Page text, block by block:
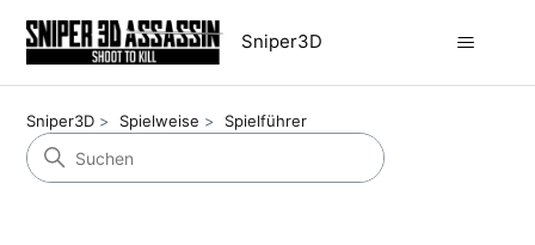
Sniper3D
Sniper3D Spielweise Spielführer